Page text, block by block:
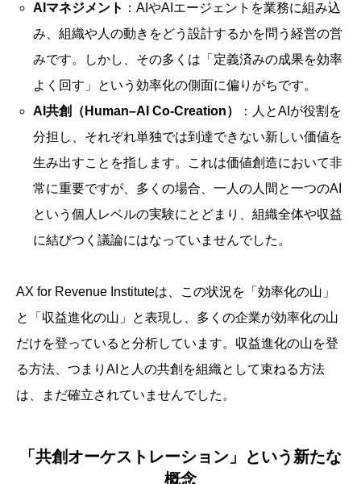
AIマネジメント ：AIやAIエージェントを業務に組み込
み、組織や人の動きをどう設計するかを問う経営の営
みです。しかし、その多くは「定義済みの成果を効率
よく回す」という効率化の側面に偏りがちです。
AI共創（Human–AI Co-Creation）
：人とAIが役割を
分担し、それぞれ単独では到達できない新しい価値を
生み出すことを指します。これは価値創造において非
常に重要ですが、多くの場合、一人の人間と一つのAI
という個人レベルの実験にとどまり、組織全体や収益
に結びつく議論にはなっていませんでした。
AX for Revenue Instituteは、この状況を「効率化の山」
と「収益進化の山」と表現し、多くの企業が効率化の山
だけを登っていると分析しています。収益進化の山を登
る方法、つまりAIと人の共創を組織として束ねる方法
は、まだ確立されていませんでした。
「共創オーケストレーション」という新たな
概念